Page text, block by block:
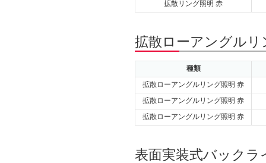
拡散リング照明 赤
拡散ローアングル
種類
拡散ローアングルリング照明 赤
拡散ローアングルリング照明 赤
拡散ローアングルリング照明 赤
表面実装式バックラ